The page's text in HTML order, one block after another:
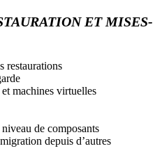
ET MISES-
restaurations
machines virtuelles
de composants
depuis d’autres